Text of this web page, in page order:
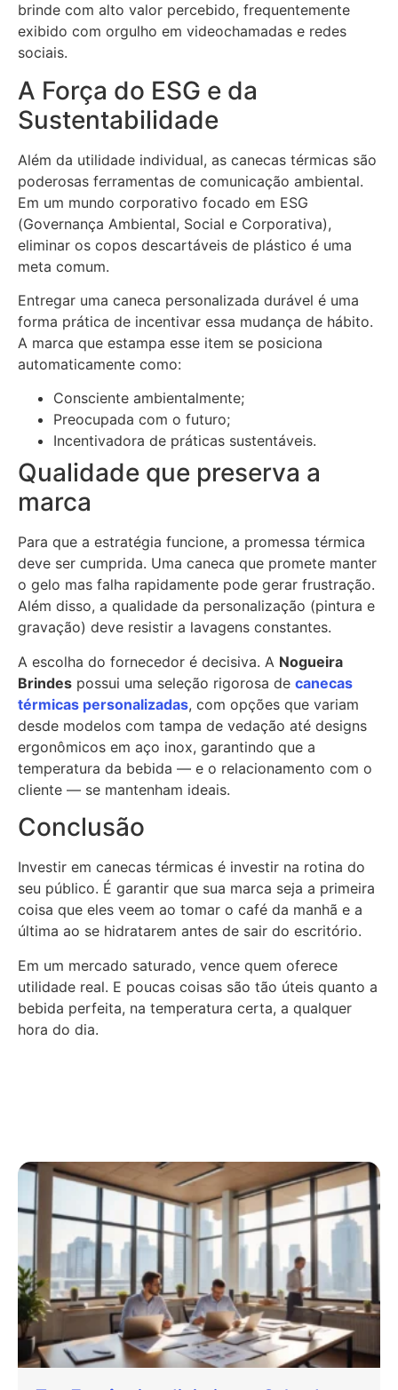
brinde com alto valor percebido, frequentemente
exibido com orgulho em videochamadas e redes
sociais.
A Força do ESG e da
Sustentabilidade
Além da utilidade individual, as canecas térmicas são
poderosas ferramentas de comunicação ambiental.
Em um mundo corporativo focado em ESG
(Governança Ambiental, Social e Corporativa),
eliminar os copos descartáveis de plástico é uma
meta comum.
Entregar uma caneca personalizada durável é uma
forma prática de incentivar essa mudança de hábito.
A marca que estampa esse item se posiciona
automaticamente como:
Consciente ambientalmente;
Preocupada com o futuro;
Incentivadora de práticas sustentáveis.
Qualidade que preserva a
marca
Para que a estratégia funcione, a promessa térmica
deve ser cumprida. Uma caneca que promete manter
o gelo mas falha rapidamente pode gerar frustração.
Além disso, a qualidade da personalização (pintura e
gravação) deve resistir a lavagens constantes.
A escolha do fornecedor é decisiva. A Nogueira
Brindes possui uma seleção rigorosa de canecas
térmicas personalizadas, com opções que variam
desde modelos com tampa de vedação até designs
ergonômicos em aço inox, garantindo que a
temperatura da bebida — e o relacionamento com o
cliente — se mantenham ideais.
Conclusão
Investir em canecas térmicas é investir na rotina do
seu público. É garantir que sua marca seja a primeira
coisa que eles veem ao tomar o café da manhã e a
última ao se hidratarem antes de sair do escritório.
Em um mercado saturado, vence quem oferece
utilidade real. E poucas coisas são tão úteis quanto a
bebida perfeita, na temperatura certa, a qualquer
hora do dia.